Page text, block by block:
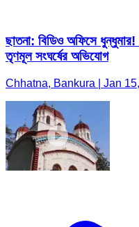
ছাতনা: বিডিও অফিসে ধুন্ধুমার!
তৃণমূল সংঘর্ষের অভিযোগ
Chhatna, Bankura | Jan